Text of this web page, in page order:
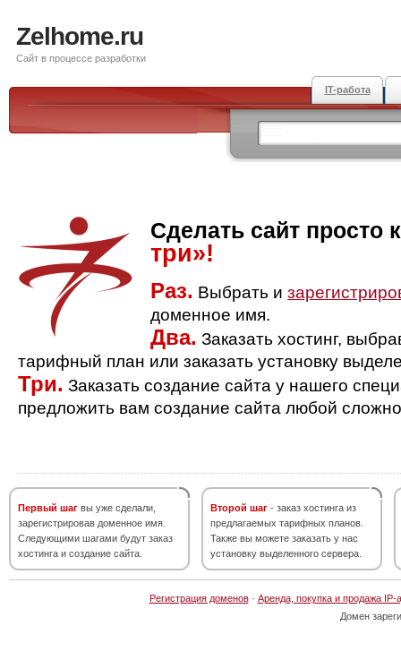
Zelhome.ru
Сайт в процессе разработки
IT-работа
Сделать сайт просто
три»!
Раз. Выбрать и
доменное имя.
Два. Заказать хостинг,
тарифный план или заказать установку
Три. Заказать создание сайта у нашего
предложить вам создание сайта любой
Первый шаг вы уже сделали,
зарегистрировав доменное имя.
Следующими шагами будут заказ
хостинга и создание сайта.
Второй шаг - заказ хостинга из
предлагаемых тарифных планов.
Также вы можете заказать у нас
установку выделенного сервера.
Регистрация доменов· Аренда, покупка и продажа IP-
Домен